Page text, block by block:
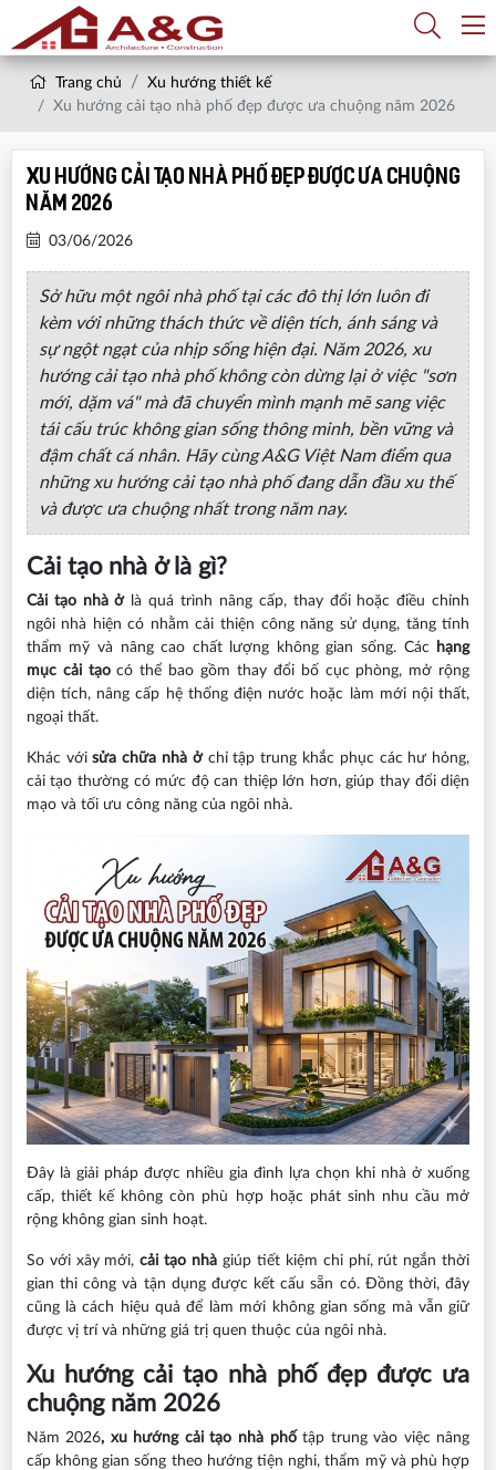
Trang chủ
Xu hướng thiết kế
Xu hướng cải tạo nhà phố đẹp được ưa chuộng năm 2026
Xu hướng cải tạo nhà phố đẹp được ưa chuộng
năm 2026
03/06/2026
Sở hữu một ngôi nhà phố tại các đô thị lớn luôn đi
kèm với những thách thức về diện tích, ánh sáng và
sự ngột ngạt của nhịp sống hiện đại. Năm 2026, xu
hướng cải tạo nhà phố không còn dừng lại ở việc "sơn
mới, dặm vá" mà đã chuyển mình mạnh mẽ sang việc
tái cấu trúc không gian sống thông minh, bền vững và
đậm chất cá nhân. Hãy cùng A&G Việt Nam điểm qua
những xu hướng cải tạo nhà phố đang dẫn đầu xu thế
và được ưa chuộng nhất trong năm nay.
Cải tạo nhà ở là gì?
Cải tạo nhà ởlà quá trình nâng cấp, thay đổi hoặc điều chỉnh
ngôi nhà hiện có nhằm cải thiện công năng sử dụng, tăng tính
thẩm mỹ và nâng cao chất lượng không gian sống. Các hạng
mục cải tạocó thể bao gồm thay đổi bố cục phòng, mở rộng
diện tích, nâng cấp hệ thống điện nước hoặc làm mới nội thất,
ngoại thất.
Khác vớisửa chữa nhà ởchỉ tập trung khắc phục các hư hỏng,
cải tạo thường có mức độ can thiệp lớn hơn, giúp thay đổi diện
mạo và tối ưu công năng của ngôi nhà.
Đây là giải pháp được nhiều gia đình lựa chọn khi nhà ở xuống
cấp, thiết kế không còn phù hợp hoặc phát sinh nhu cầu mở
rộng không gian sinh hoạt.
So với xây mới,cải tạo nhàgiúp tiết kiệm chi phí, rút ngắn thời
gian thi công và tận dụng được kết cấu sẵn có. Đồng thời, đây
cũng là cách hiệu quả để làm mới không gian sống mà vẫn giữ
được vị trí và những giá trị quen thuộc của ngôi nhà.
Xu hướng cải tạo nhà phố đẹp được ưa
chuộng năm 2026
Năm 2026, xu hướng cải tạo nhà phốtập trung vào việc nâng
cấp không gian sống theo hướng tiện nghi, thẩm mỹ và phù hợp